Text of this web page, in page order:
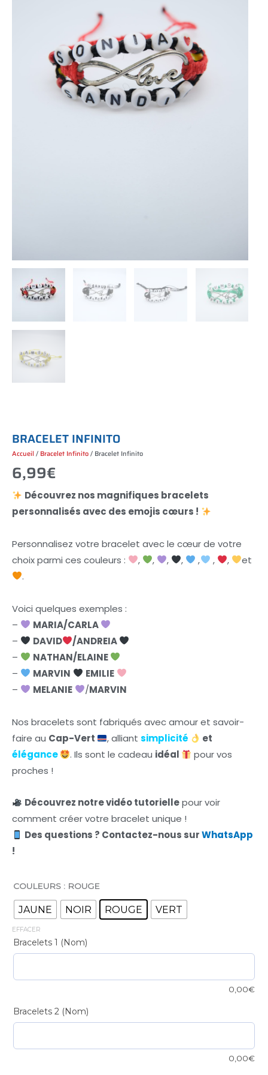
BRACELET INFINITO
Accueil / Bracelet Infinito/ Bracelet Infinito
6,99€
Découvrez nos magnifiques bracelets
personnalisés avec des emojis cœurs !
Personnalisez votre bracelet avec le cœur de votre
choix parmi ces couleurs :
, , , , , , ,
et
.
Voici quelques exemples :
–
MARIA/CARLA
–
DAVID
/ANDREIA
–
NATHAN/ELAINE
–
MARVIN
EMILIE
–
MELANIE /MARVIN
Nos bracelets sont fabriqués avec amour et savoir-
faire au Cap-Vert , alliantsimplicité
et
élégance
. Ils sont le cadeau idéal
pour vos
proches !
Découvrez notre vidéo tutoriellepour voir
comment créer votre bracelet unique !
Des questions ? Contactez-nous surWhatsApp
!
COULEURS : ROUGE
JAUNE NOIR ROUGE VERT
EFFACER
Bracelets 1 (Nom)
0,00€
Bracelets 2 (Nom)
0,00€
infinito